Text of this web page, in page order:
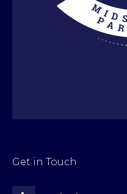
Get in Touch